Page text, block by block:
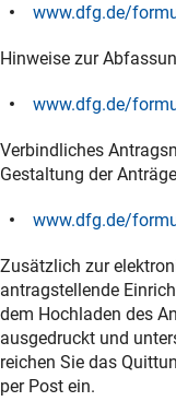
www.dfg.de/
Hinweise zur
www.dfg.de/
Verbindliches
Gestaltung der
www.dfg.de/
Zusätzlich zur
antragstellende
dem Hochladen des
ausgedruckt und
reichen Sie das
per Post ein.